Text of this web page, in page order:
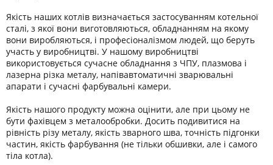
Якість наших котлів визначається застосуванням котельної
сталі, з якої вони виготовляються, обладнанням на якому
вони виробляються, і професіоналізмом людей, що беруть
участь у виробництві. У нашому виробництві
використовується сучасне обладнання з ЧПУ, плазмова і
лазерна різка металу, напівавтоматичні зварювальні
апарати і сучасні фарбувальні камери.
Якість нашого продукту можна оцінити, але при цьому не
бути фахівцем з металообробки. Досить подивитися на
рівність різу металу, якість зварного шва, точність підгонки
частин, якість фарбування (не тільки обшивки, але і самого
тіла котла).